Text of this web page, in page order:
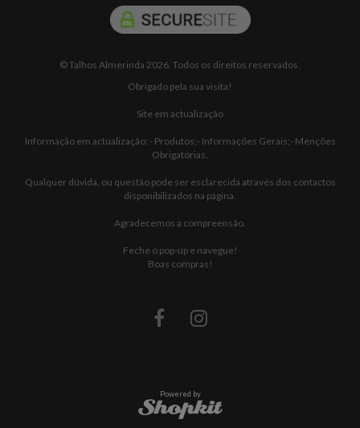
© Talhos Almerinda 2026. Todos os direitos reservados.
Obrigado pela sua visita!
Site em actualização
Informação em actualização: - Produtos;- Informações Gerais;- Menções
Obrigatórias.
Qualquer dúvida, ou questão pode ser esclarecida através dos contactos
disponibilizados na página.
Agradecemos a compreensão.
Feche o pop-up e navegue!
Boas compras!
Powered by